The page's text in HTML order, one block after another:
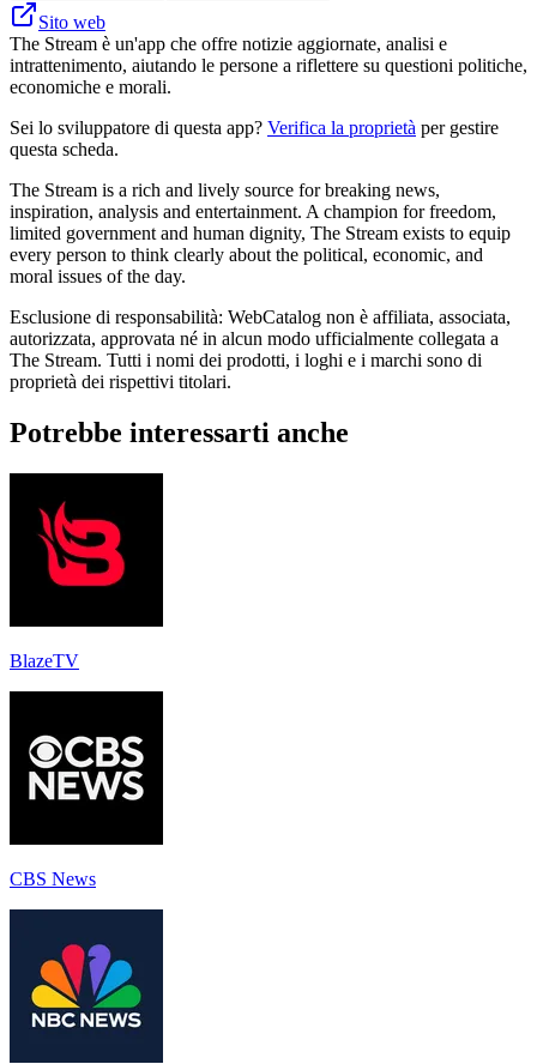
Sito web
The Stream è un'app che offre notizie aggiornate, analisi e
intrattenimento, aiutando le persone a riflettere su questioni politiche,
economiche e morali.
Sei lo sviluppatore di questa app? Verifica la proprietà per gestire
questa scheda.
The Stream is a rich and lively source for breaking news,
inspiration, analysis and entertainment. A champion for freedom,
limited government and human dignity, The Stream exists to equip
every person to think clearly about the political, economic, and
moral issues of the day.
Esclusione di responsabilità: WebCatalog non è affiliata, associata,
autorizzata, approvata né in alcun modo ufficialmente collegata a
The Stream. Tutti i nomi dei prodotti, i loghi e i marchi sono di
proprietà dei rispettivi titolari.
Potrebbe interessarti anche
BlazeTV
CBS News